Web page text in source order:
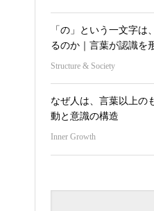
「の」という一文字は
るのか｜言葉が認識を
Structure & Society
なぜ人は、言葉以上の
動と意識の構造
Inner Growth